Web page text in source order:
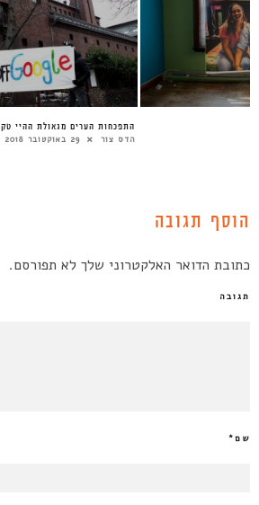
התפכחות הערים מגאולת ההיי טק
הדס צור 29 באוקטובר 2018
הוסף תגובה
כתובת הדואר האלקטרוני שלך לא תפורסם.
תגובה
שם*